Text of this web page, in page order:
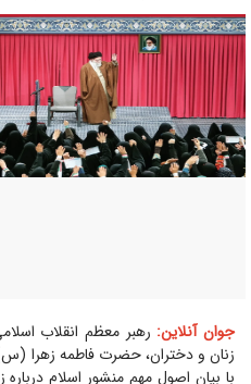
جوان آنلاین: رهبر معظم انقلاب
زنان و دختران، حضرت فاطمه زهرا
با بیان اصول مهم منشور اسلام